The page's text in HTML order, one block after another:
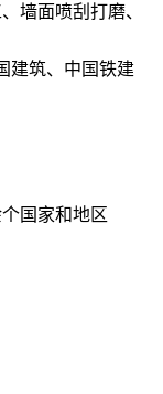
墙面喷刮打磨、
建筑、中国铁建
国家和地区